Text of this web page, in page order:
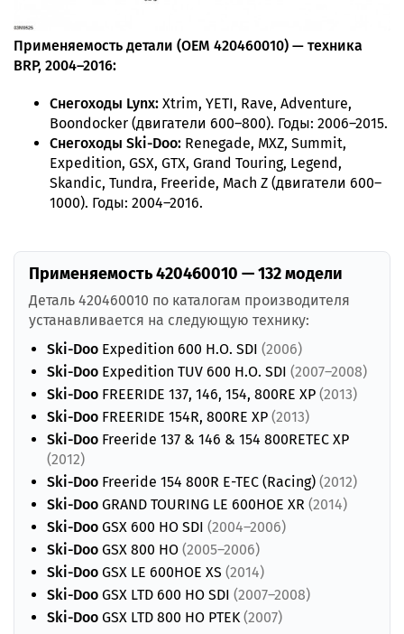
Применяемость детали (OEM 420460010) — техника
BRP, 2004–2016:
Снегоходы Lynx: Xtrim, YETI, Rave, Adventure,
Boondocker (двигатели 600–800). Годы: 2006–2015.
Снегоходы Ski-Doo: Renegade, MXZ, Summit,
Expedition, GSX, GTX, Grand Touring, Legend,
Skandic, Tundra, Freeride, Mach Z (двигатели 600–
1000). Годы: 2004–2016.
Применяемость 420460010 — 132 модели
Деталь 420460010 по каталогам производителя
устанавливается на следующую технику:
Ski-Doo Expedition 600 H.O. SDI (2006)
Ski-Doo Expedition TUV 600 H.O. SDI (2007–2008)
Ski-Doo FREERIDE 137, 146, 154, 800RE XP (2013)
Ski-Doo FREERIDE 154R, 800RE XP (2013)
Ski-Doo Freeride 137 & 146 & 154 800RETEC XP
(2012)
Ski-Doo Freeride 154 800R E-TEC (Racing) (2012)
Ski-Doo GRAND TOURING LE 600HOE XR (2014)
Ski-Doo GSX 600 HO SDI (2004–2006)
Ski-Doo GSX 800 HO (2005–2006)
Ski-Doo GSX LE 600HOE XS (2014)
Ski-Doo GSX LTD 600 HO SDI (2007–2008)
Ski-Doo GSX LTD 800 HO PTEK (2007)